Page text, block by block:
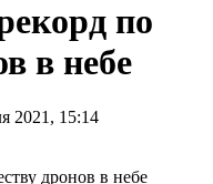
по
в небе
2021, 15:14